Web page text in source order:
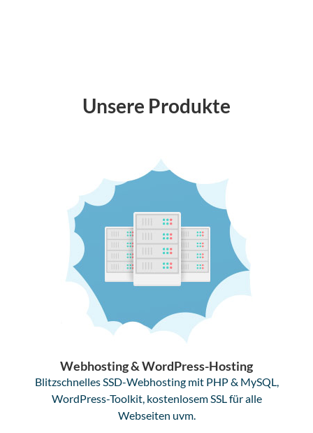
Unsere Produkte
Webhosting & WordPress-Hosting
Blitzschnelles SSD-Webhosting mit PHP & MySQL,
WordPress-Toolkit, kostenlosem SSL für alle
Webseiten uvm.